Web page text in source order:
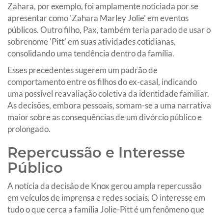
Zahara, por exemplo, foi amplamente noticiada por se
apresentar como 'Zahara Marley Jolie' em eventos
públicos. Outro filho, Pax, também teria parado de usar o
sobrenome 'Pitt' em suas atividades cotidianas,
consolidando uma tendência dentro da família.
Esses precedentes sugerem um padrão de
comportamento entre os filhos do ex-casal, indicando
uma possível reavaliação coletiva da identidade familiar.
As decisões, embora pessoais, somam-se a uma narrativa
maior sobre as consequências de um divórcio público e
prolongado.
Repercussão e Interesse
Público
A notícia da decisão de Knox gerou ampla repercussão
em veículos de imprensa e redes sociais. O interesse em
tudo o que cerca a família Jolie-Pitt é um fenômeno que